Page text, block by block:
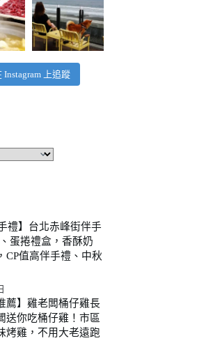
Instagram 上追蹤
禮】台北赤峰街伴手
蛋捲禮盒，香酥奶
CP值高伴手禮、中秋
薦】雞老闆桶仔雞長
送你吃桶仔雞！市區
烤雞，不用大老遠跑